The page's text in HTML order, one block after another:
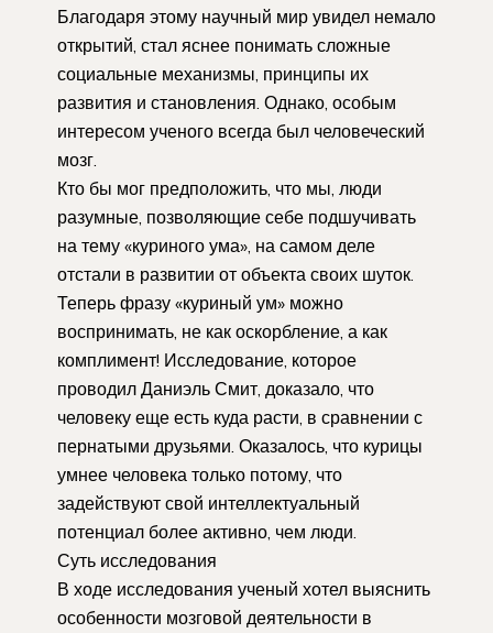
Благодаря этому научный мир увидел немало
открытий, стал яснее понимать сложные
социальные механизмы, принципы их
развития и становления. Однако, особым
интересом ученого всегда был человеческий
мозг.
Кто бы мог предположить, что мы, люди
разумные, позволяющие себе подшучивать
на тему «куриного ума», на самом деле
отстали в развитии от объекта своих шуток.
Теперь фразу «куриный ум» можно
воспринимать, не как оскорбление, а как
комплимент! Исследование, которое
проводил Даниэль Смит, доказало, что
человеку еще есть куда расти, в сравнении с
пернатыми друзьями. Оказалось, что курицы
умнее человека только потому, что
задействуют свой интеллектуальный
потенциал более активно, чем люди.
Суть исследования
В ходе исследования ученый хотел выяснить
особенности мозговой деятельности в